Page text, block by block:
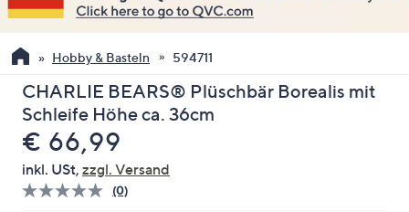
sind,
verwenden
Sie
die
Pfeiltasten
nach
oben
und
nach
Hobby & Basteln 594711
CHARLIE BEARS® Plüschbär Borealis mit
Schleife Höhe ca. 36cm
Gelöscht
€ 66,99
inkl. USt, zzgl. Versand
Bisher
(0)